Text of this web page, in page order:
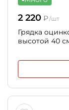
2 220 ₽/шт
Грядка
высотой 40